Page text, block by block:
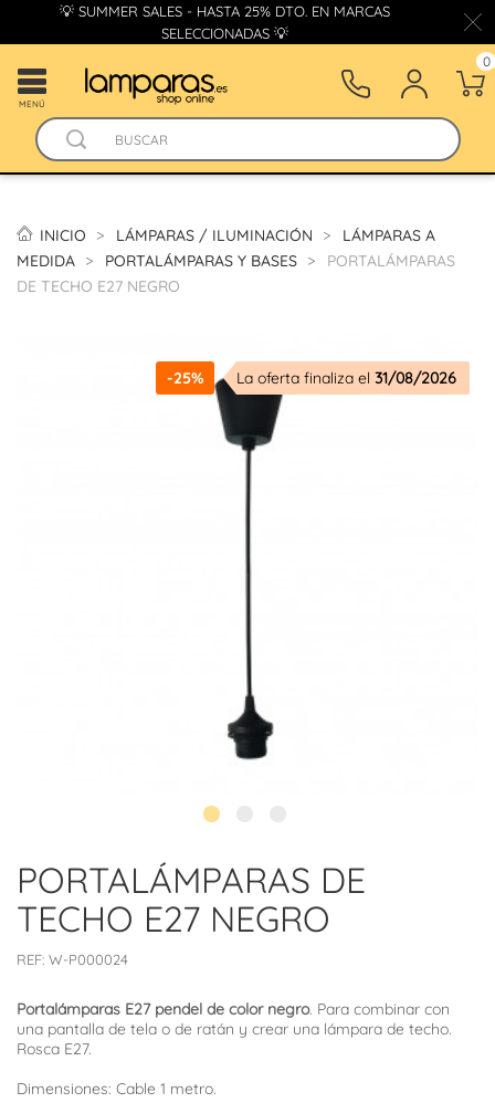
💡 SUMMER SALES - HASTA 25% DTO. EN MARCAS
SELECCIONADAS 💡
MENÚ
0
INICIO LÁMPARAS / ILUMINACIÓN
LÁMPARAS A
MEDIDA
PORTALÁMPARAS Y BASES
PORTALÁMPARAS
DE TECHO E27 NEGRO
-25% La oferta finaliza el 31/08/2026
PORTALÁMPARAS DE
TECHO E27 NEGRO
REF: W-P000024
Portalámparas E27 pendel de color negro. Para combinar con
una pantalla de tela o de ratán y crear una lámpara de techo.
Rosca E27.
Dimensiones: Cable 1 metro.